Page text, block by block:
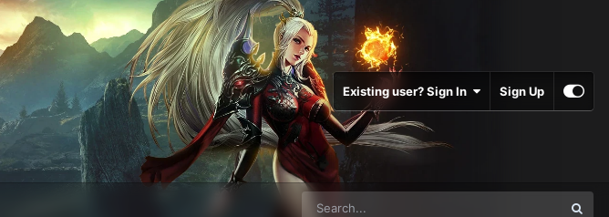
Existing user? Sign In Sign Up